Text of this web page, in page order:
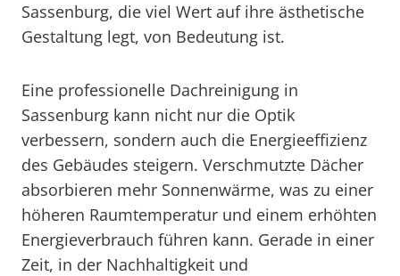
Sassenburg, die viel Wert auf ihre ästhetische
Gestaltung legt, von Bedeutung ist.
Eine professionelle Dachreinigung in
Sassenburg kann nicht nur die Optik
verbessern, sondern auch die Energieeffizienz
des Gebäudes steigern. Verschmutzte Dächer
absorbieren mehr Sonnenwärme, was zu einer
höheren Raumtemperatur und einem erhöhten
Energieverbrauch führen kann. Gerade in einer
Zeit, in der Nachhaltigkeit und